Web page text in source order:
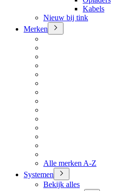
Kabels
Nieuw bij tink
Merken
Alle merken A-Z
Systemen
Bekijk alles